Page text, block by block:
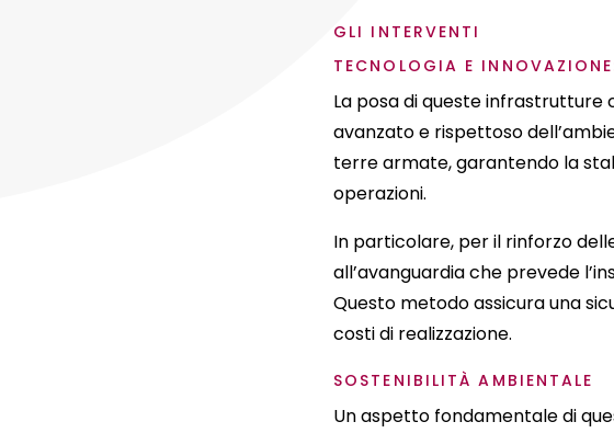
GLI INTERVENTI
TECNOLOGIA E
La posa di queste
avanzato e rispettoso
terre armate, garantendo la
operazioni.
In particolare, per il rinforzo
all’avanguardia che prevede
Questo metodo assicura una
costi di realizzazione.
SOSTENIBILITÀ AMBIENTALE
Un aspetto fondamentale di